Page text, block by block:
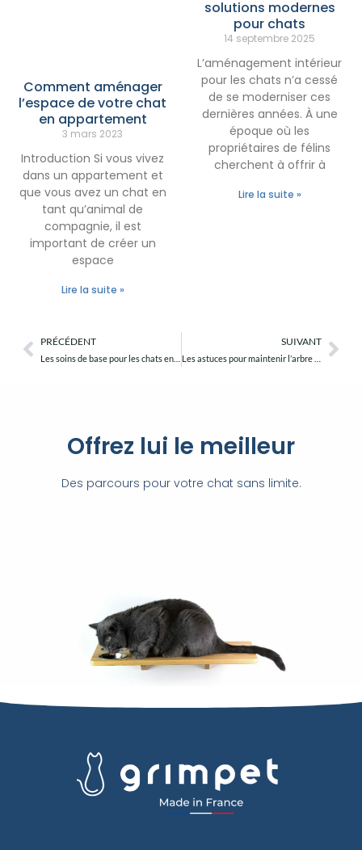
Comment aménager
l’espace de votre chat
en appartement
3 mars 2023
Introduction Si vous vivez
dans un appartement et
que vous avez un chat en
tant qu’animal de
compagnie, il est
important de créer un
espace
Lire la suite »
solutions modernes
pour chats
14 septembre 2025
L’aménagement intérieur
pour les chats n’a cessé
de se moderniser ces
dernières années. À une
époque où les
propriétaires de félins
cherchent à offrir à
Lire la suite »
Précédent
PRÉCÉDENT SUIVANT
Offrez lui le meilleur
Des parcours pour votre chat sans limite.